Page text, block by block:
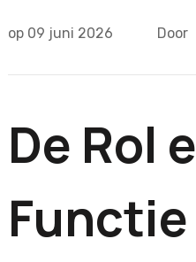
op 09 juni 2026 Door
De Rol